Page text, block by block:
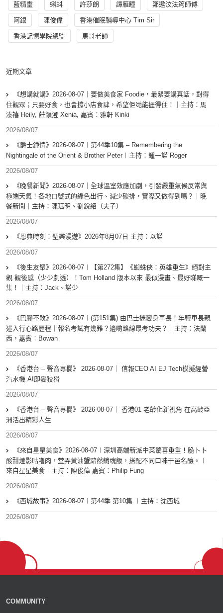
藍精靈 蝌蚪 許莎朗 譚雁瞳 鄭遨汶法筠師傅
阿銀 陳俊偉 香港催眠輔導中心 Tim Sir
香港記憶學院總監 馬哥老師
近期文章
《想講就講》2026-08-07｜要做美食家 Foodie，最緊要講真話，對得
住觀眾；只要好食，也會撐小店食肆，希望佢哋能捱得住！｜主持：馬
溱禧 Heily, 莊韻澄 Xenia, 嘉賓：雅軒 Kinki
2026/08/07
《爵士鍾情》2026-08-07︱第44季10集 – Remembering the
Nightingale of the Orient & Brother Peter︱主持：鍾一諾 Roger
2026/08/07
《晚餐新聞》2026-08-07｜全球溫室效應加劇，引發嚴重氣候反常與
極端天氣！各地口號式的綠色出行、減少碳排，實際又做得到嗎？｜晚
餐新聞｜主持：陳珏明、劉銳紹（夫子）
2026/08/07
《恩典時刻：聖樂漫遊》2026年8月07日 主持：以諾
2026/08/07
《後生友聚》2026-08-07︱【第272集】《蜘蛛俠：英雄重生》絕對主
觀 觀後感（少少劇透）！Tom Holland 版本以來 最似漫畫、最好睇嘅一
集！｜主持：Jack、諾少
2026/08/07
《巴膠不敗》2026-08-07︱(第151集) 由巴士迷變身車長！年輕車長親
述入行心路歷程｜報名考試有幾難？邊啲路線最考功夫？︱主持：法蘭
西，嘉賓︰Bowan
2026/08/07
《香港台 – 聲音專欄》 2026-08-07｜ 信報CEO AI EJ Tech模擬經營
汽水機 AI即變狡猾
2026/08/07
《香港台 – 聲音專欄》 2026-08-07｜ 香港01 老齡化新視角 在高齡亞
洲活出精彩人生
2026/08/07
《來自星星美食》2026-08-07︱深圳高端新派中菜驚喜重重！脆卜卜
酸甜燈影咕嚕肉，堂弄黃油蟹黯然銷魂飯，搭配不同口味干邑名釀。︱
來自星星美食︱主持：陳俊偉 嘉賓：Philip Fung
2026/08/07
《西城故事》2026-08-07︱第44季 第10集 ︱主持：沈西城
2026/08/07
COMMUNITY